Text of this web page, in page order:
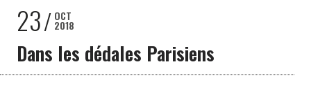
23 OCT
2018
Dans les dédales Parisiens